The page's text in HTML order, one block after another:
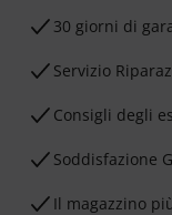
30 giorni di
Servizio
Consigli degli
Soddisfazione
Il magazzino